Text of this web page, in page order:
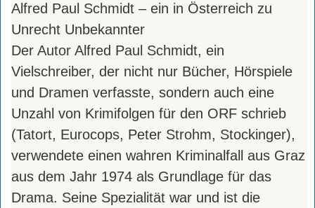
Alfred Paul Schmidt – ein in Österreich zu
Unrecht Unbekannter
Der Autor Alfred Paul Schmidt, ein
Vielschreiber, der nicht nur Bücher, Hörspiele
und Dramen verfasste, sondern auch eine
Unzahl von Krimifolgen für den ORF schrieb
(Tatort, Eurocops, Peter Strohm, Stockinger),
verwendete einen wahren Kriminalfall aus Graz
aus dem Jahr 1974 als Grundlage für das
Drama. Seine Spezialität war und ist die